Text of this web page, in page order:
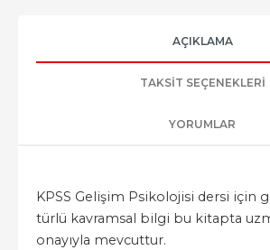
AÇIKLAMA
TAKSIT SEÇENEKLERI
YORUMLAR
KPSS Gelişim Psikolojisi dersi için
türlü kavramsal bilgi bu kitapta
onayıyla mevcuttur.